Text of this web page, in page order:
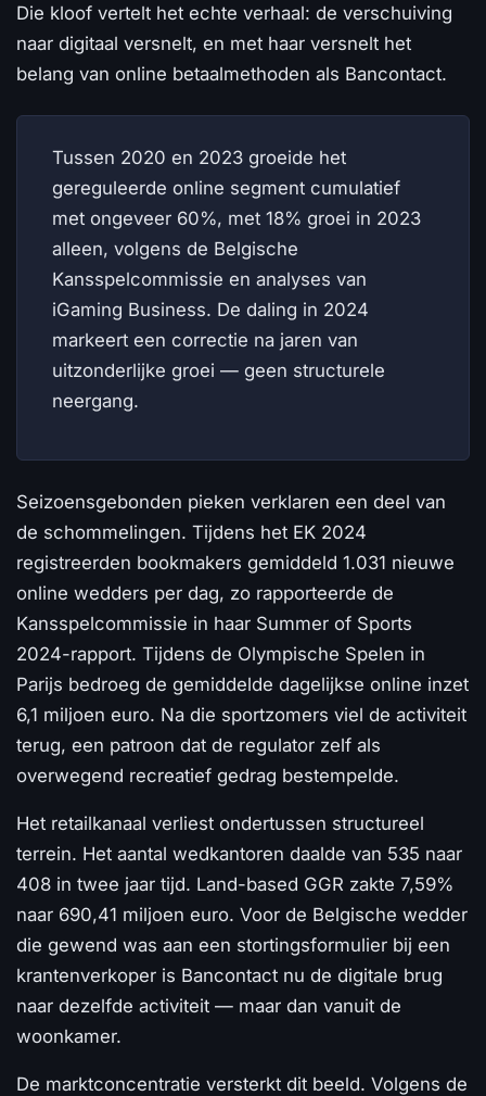
Die kloof vertelt het echte verhaal: de verschuiving
naar digitaal versnelt, en met haar versnelt het
belang van online betaalmethoden als Bancontact.
Tussen 2020 en 2023 groeide het
gereguleerde online segment cumulatief
met ongeveer 60%, met 18% groei in 2023
alleen, volgens de Belgische
Kansspelcommissie en analyses van
iGaming Business. De daling in 2024
markeert een correctie na jaren van
uitzonderlijke groei — geen structurele
neergang.
Seizoensgebonden pieken verklaren een deel van
de schommelingen. Tijdens het EK 2024
registreerden bookmakers gemiddeld 1.031 nieuwe
online wedders per dag, zo rapporteerde de
Kansspelcommissie in haar Summer of Sports
2024-rapport. Tijdens de Olympische Spelen in
Parijs bedroeg de gemiddelde dagelijkse online inzet
6,1 miljoen euro. Na die sportzomers viel de activiteit
terug, een patroon dat de regulator zelf als
overwegend recreatief gedrag bestempelde.
Het retailkanaal verliest ondertussen structureel
terrein. Het aantal wedkantoren daalde van 535 naar
408 in twee jaar tijd. Land-based GGR zakte 7,59%
naar 690,41 miljoen euro. Voor de Belgische wedder
die gewend was aan een stortingsformulier bij een
krantenverkoper is Bancontact nu de digitale brug
naar dezelfde activiteit — maar dan vanuit de
woonkamer.
De marktconcentratie versterkt dit beeld. Volgens de